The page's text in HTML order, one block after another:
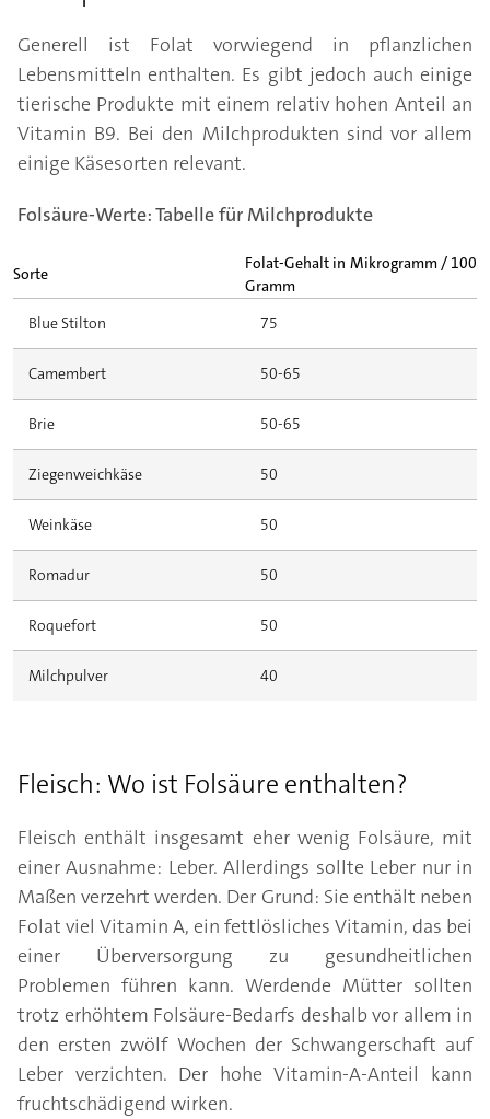
Generell ist Folat vorwiegend in pflanzlichen
Lebensmitteln enthalten. Es gibt jedoch auch einige
tierische Produkte mit einem relativ hohen Anteil an
Vitamin B9. Bei den Milchprodukten sind vor allem
einige Käsesorten relevant.
Folsäure-Werte: Tabelle für Milchprodukte
Sorte
Folat-Gehalt in Mikrogramm / 100
Gramm
Blue Stilton
75
Camembert 50-65
Brie 50-65
Ziegenweichkäse 50
Weinkäse 50
Romadur 50
Roquefort 50
Milchpulver 40
Fleisch: Wo ist Folsäure enthalten?
Fleisch enthält insgesamt eher wenig Folsäure, mit
einer Ausnahme: Leber. Allerdings sollte Leber nur in
Maßen verzehrt werden. Der Grund: Sie enthält neben
Folat viel Vitamin A, ein fettlösliches Vitamin, das bei
einer Überversorgung zu gesundheitlichen
Problemen führen kann. Werdende Mütter sollten
trotz erhöhtem Folsäure-Bedarfs deshalb vor allem in
den ersten zwölf Wochen der Schwangerschaft auf
Leber verzichten. Der hohe Vitamin-A-Anteil kann
fruchtschädigend wirken.